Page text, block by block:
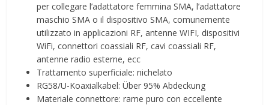
per collegare l’adattatore femmina SMA, l’adattatore
maschio SMA o il dispositivo SMA, comunemente
utilizzato in applicazioni RF, antenne WIFI, dispositivi
WiFi, connettori coassiali RF, cavi coassiali RF,
antenne radio esterne, ecc
Trattamento superficiale: nichelato
RG58/U-Koaxialkabel: Über 95% Abdeckung
Materiale connettore: rame puro con eccellente